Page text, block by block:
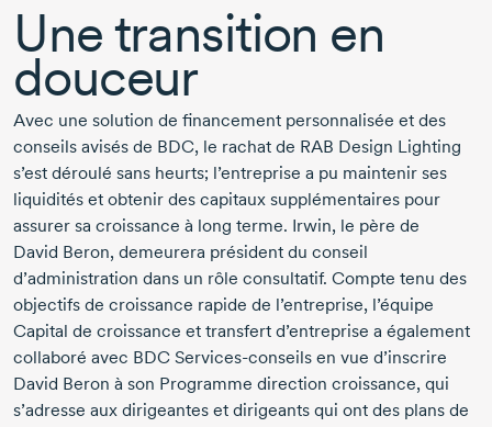
Une transition en
douceur
Avec une solution de financement personnalisée et des
conseils avisés de BDC, le rachat de RAB Design Lighting
s’est déroulé sans heurts; l’entreprise a pu maintenir ses
liquidités et obtenir des capitaux supplémentaires pour
assurer sa croissance à long terme. Irwin, le père de
David Beron, demeurera président du conseil
d’administration dans un rôle consultatif. Compte tenu des
objectifs de croissance rapide de l’entreprise, l’équipe
Capital de croissance et transfert d’entreprise a également
collaboré avec BDC Services-conseils en vue d’inscrire
David Beron à son Programme direction croissance, qui
s’adresse aux dirigeantes et dirigeants qui ont des plans de